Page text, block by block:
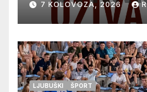
glazbu
7 KOLOVOZA, 2026
LJUBUŠKI ŠPORT